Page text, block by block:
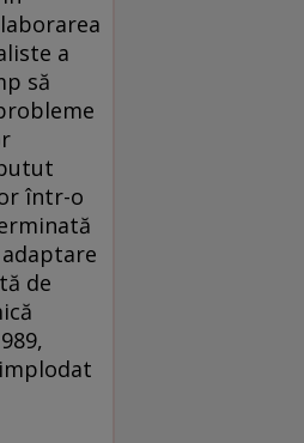
a
să
într-o
de